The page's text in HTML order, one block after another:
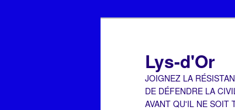
Lys-d'Or
JOIGNEZ LA
DE DÉFENDRE LA
AVANT QU'IL NE SOIT